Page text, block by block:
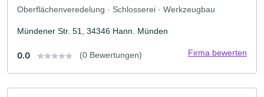
Oberflächenveredelung · Schlosserei · Werkzeugbau
Mündener Str. 51, 34346 Hann. Münden
0.0 (0 Bewertungen) Firma bewerten